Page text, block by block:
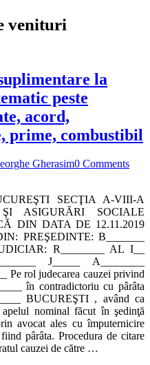
venituri
la
peste
acord,
prime, combustibil
Gherasim0 Comments
SECŢIA A-VIII-A
ASIGURĂRI SOCIALE
DIN DATA DE 12.11.2019
PREŞEDINTE: B_______
R________ AL I__
J_____ A________
Pe rol judecarea cauzei privind
în contradictoriu cu pârâta
BUCUREŞTI , având ca
nominal făcut în şedinţă
avocat ales cu împuternicire
pârâta. Procedura de citare
cauzei de către …